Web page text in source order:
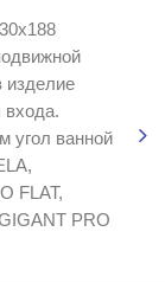
изделие
входа.
угол ванной
FLAT,
PRO